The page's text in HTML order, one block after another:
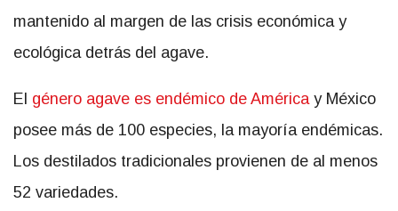
mantenido al margen de las crisis económica y
ecológica detrás del agave.
El género agave es endémico de América y México
posee más de 100 especies, la mayoría endémicas.
Los destilados tradicionales provienen de al menos
52 variedades.